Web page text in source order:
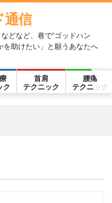
通信
どなど、巷で“ゴッドハン
を助けたい」と願うあなたへ
ク
首肩
テクニック
腰痛
テクニック